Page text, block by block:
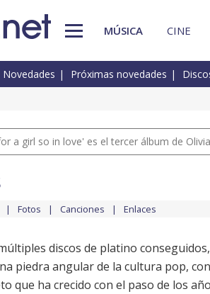
MÚSICA CINE
Novedades Próximas novedades
a girl so in love' es el tercer álbum de
Fotos Canciones Enlaces
discos de platino
piedra angular de la cultura pop,
que ha crecido con el paso de los